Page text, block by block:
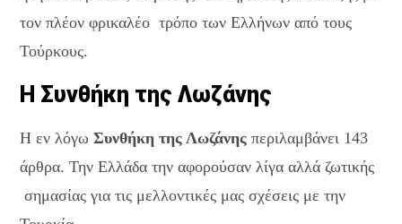
τον πλέον φρικαλέο τρόπο των Ελλήνων από τους
Τούρκους.
Η Συνθήκη της Λωζάνης
Η εν λόγωΣυνθήκη της Λωζάνηςπεριλαμβάνει 143
άρθρα. Την Ελλάδα την αφορούσαν λίγα αλλά ζωτικής
σημασίας για τις μελλοντικές μας σχέσεις με την